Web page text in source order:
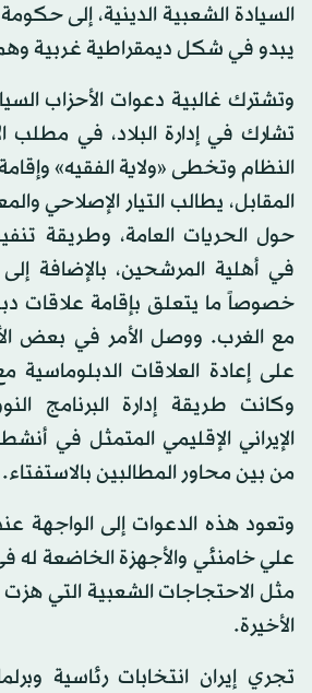
السيادة الشعبية الدينية، إلى
يبدو في شكل ديمقراطية غربية
وتشترك غالبية دعوات الأحزاب
تشارك في إدارة البلاد، في مطلب
النظام وتخطى «ولاية الفقيه»
المقابل، يطالب التيار الإصلاحي
حول الحريات العامة، وطريقة
في أهلية المرشحين، بالإضافة
خصوصاً ما يتعلق بإقامة علاقات
مع الغرب. ووصل الأمر في بعض
على إعادة العلاقات الدبلوماسية
وكانت طريقة إدارة البرنامج
الإيراني الإقليمي المتمثل في
من بين محاور المطالبين بالاستفتاء.
وتعود هذه الدعوات إلى الواجهة
علي خامنئي والأجهزة الخاضعة له
مثل الاحتجاجات الشعبية التي هزت
الأخيرة.
تجري إيران انتخابات رئاسية